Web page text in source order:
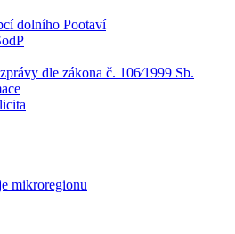
dolního Pootaví
dle zákona č. 106⁄1999 Sb.
mikroregionu